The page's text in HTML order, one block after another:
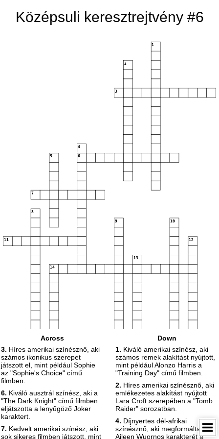
Középsuli keresztrejtvény #6
1
2
3
4
5 6
7
8
9 10
11 12
13
14
Across
3. Híres amerikai színésznő, aki
számos ikonikus szerepet
játszott el, mint például Sophie
az "Sophie's Choice" című
filmben.
6. Kiváló ausztrál színész, aki a
"The Dark Knight" című filmben
eljátszotta a lenyűgöző Joker
karaktert.
7. Kedvelt amerikai színész, aki
sok sikeres filmben játszott, mint
Down
1. Kiváló amerikai színész, aki
számos remek alakítást nyújtott,
mint például Alonzo Harris a
"Training Day" című filmben.
2. Híres amerikai színésznő, aki
emlékezetes alakítást nyújtott
Lara Croft szerepében a "Tomb
Raider" sorozatban.
4. Díjnyertes dél-afrikai
színésznő, aki megformálta
Aileen Wuornos karakterét a